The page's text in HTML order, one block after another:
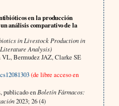
en la producción
análisis comparativo de la
in Livestock Production in
Analysis)
Bermudez JAZ, Clarke SE
(de libre acceso en
publicado en Boletín Fármacos:
2023; 26 (4)